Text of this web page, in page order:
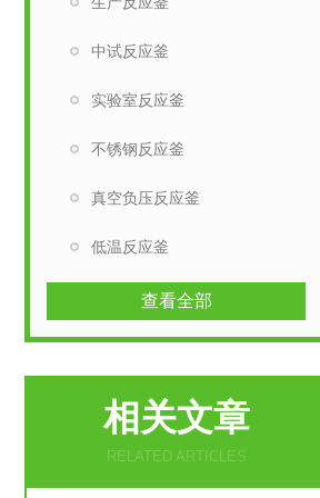
中试反应釜
实验室反应釜
不锈钢反应釜
真空负压反应釜
低温反应釜
查看全部
相关文章
RELATED ARTICLES